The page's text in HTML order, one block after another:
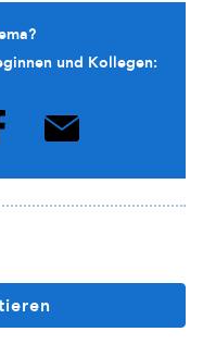
und Kollegen: